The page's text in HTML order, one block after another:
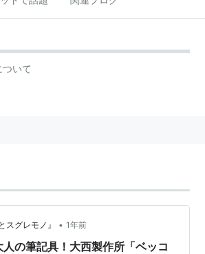
いて
スグレモノ』 • 1年前
の筆記具！大西製作所「ベッコ